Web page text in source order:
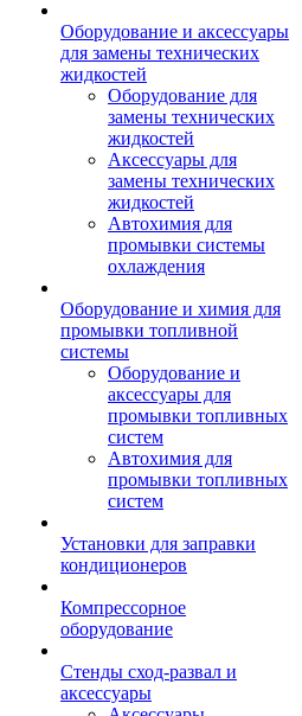
Оборудование и аксессуары
для замены технических
жидкостей
Оборудование для
замены технических
жидкостей
Аксессуары для
замены технических
жидкостей
Автохимия для
промывки системы
охлаждения
Оборудование и химия для
промывки топливной
системы
Оборудование и
аксессуары для
промывки топливных
систем
Автохимия для
промывки топливных
систем
Установки для заправки
кондиционеров
Компрессорное
оборудование
Стенды сход-развал и
аксессуары